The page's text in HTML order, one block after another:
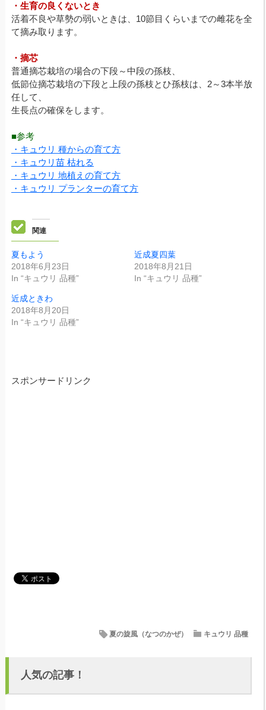
・生育の良くないとき
活着不良や草勢の弱いときは、10節目くらいまでの雌花を全
て摘み取ります。
・摘芯
普通摘芯栽培の場合の下段～中段の孫枝、
低節位摘芯栽培の下段と上段の孫枝とひ孫枝は、2～3本半放
任して、
生長点の確保をします。
■参考
・キュウリ 種からの育て方
・キュウリ苗 枯れる
・キュウリ 地植えの育て方
・キュウリ プランターの育て方
関連
夏もよう
2018年6月23日
In “キュウリ 品種”
近成夏四葉
2018年8月21日
In “キュウリ 品種”
近成ときわ
2018年8月20日
In “キュウリ 品種”
スポンサードリンク
夏の旋風（なつのかぜ） キュウリ 品種
人気の記事！